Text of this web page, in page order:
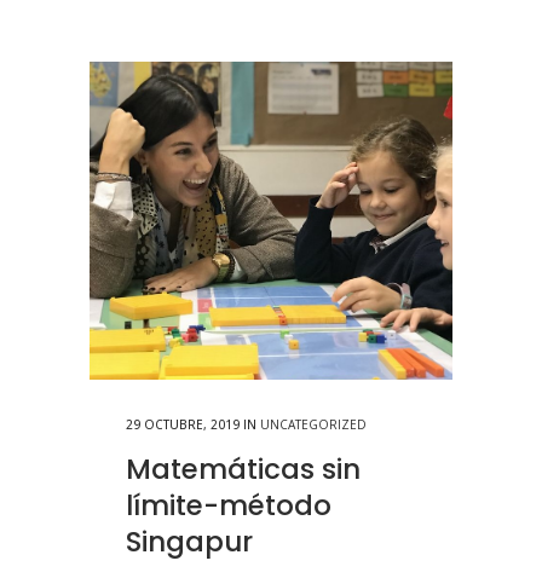
29 OCTUBRE, 2019 IN UNCATEGORIZED
Matemáticas sin
límite-método
Singapur